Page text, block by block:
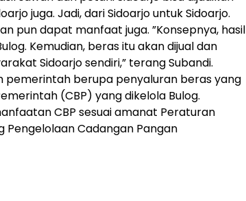
juga. Jadi, dari Sidoarjo untuk Sidoarjo.
pun dapat manfaat juga. ”Konsepnya, hasil
Kemudian, beras itu akan dijual dan
Sidoarjo sendiri,” terang Subandi.
berupa penyaluran beras yang
(CBP) yang dikelola Bulog.
CBP sesuai amanat Peraturan
Pengelolaan Cadangan Pangan